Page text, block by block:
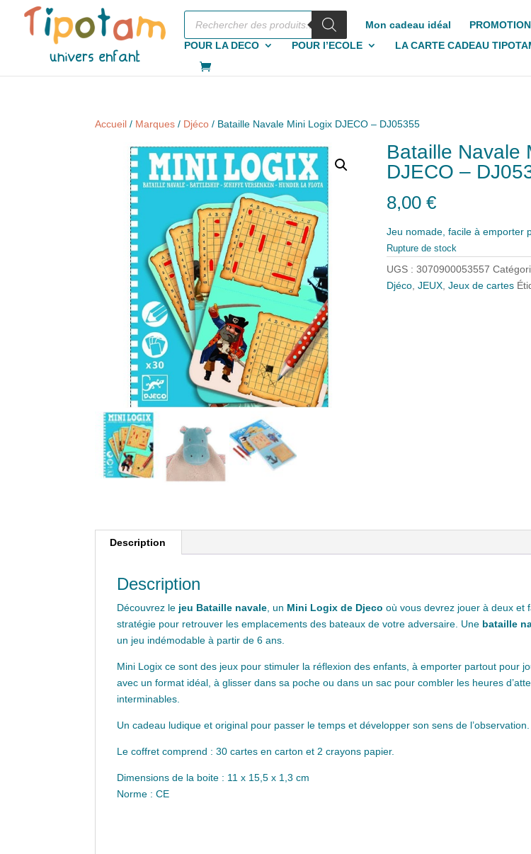
Recherche
produits
Mon cadeau idéal
POUR LA DECO
POUR l’ECOLE LA CARTE CADEAU
Accueil / Marques / Djéco / Bataille Navale Mini Logix DJECO – DJ05355
Bataille Navale
DJECO –
8,00€
Jeu nomade, facile à emporter
Rupture de stock
UGS :3070900053557
Djéco,JEUX,Jeux de cartes
Description
Description
Découvrez le jeu Bataille navale , un Mini Logix de Djeco où vous devrez jouer à deux et
stratégie pour retrouver les emplacements des bateaux de votre adversaire. Une bataille
un jeu indémodable à partir de 6 ans.
Mini Logix ce sont des jeux pour stimuler la réflexion des enfants, à emporter partout pour
avec un format idéal, à glisser dans sa poche ou dans un sac pour combler les heures
interminables.
Un cadeau ludique et original pour passer le temps et développer son sens de l’observation.
Le coffret comprend : 30 cartes en carton et 2 crayons papier.
Dimensions de la boite : 11 x 15,5 x 1,3 cm
Norme : CE